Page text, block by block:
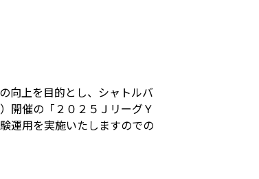
向上を目的とし、シャトルバ
開催の「２０２５ＪリーグＹ
運用を実施いたしますのでの